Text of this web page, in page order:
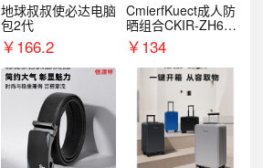
地球叔叔使必达电脑
包2代
￥166.2
CmierfKuect成人防
晒组合CKIR-ZH632
0￥134